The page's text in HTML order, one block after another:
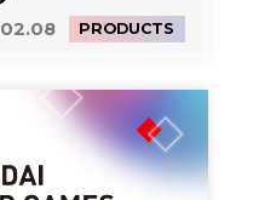
PRODUCTS